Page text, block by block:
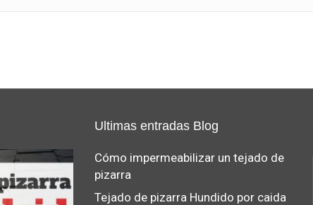
Ultimas entradas Blog
Cómo impermeabilizar un tejado de
pizarra
Tejado de pizarra Hundido por caida